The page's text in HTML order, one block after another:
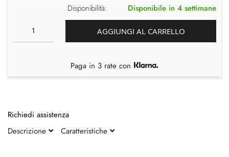
Disponibilità:
Disponibile in 4 settimane
AGGIUNGI AL CARRELLO
Paga in 3 rate con
Richiedi assistenza
Descrizione
Caratteristiche